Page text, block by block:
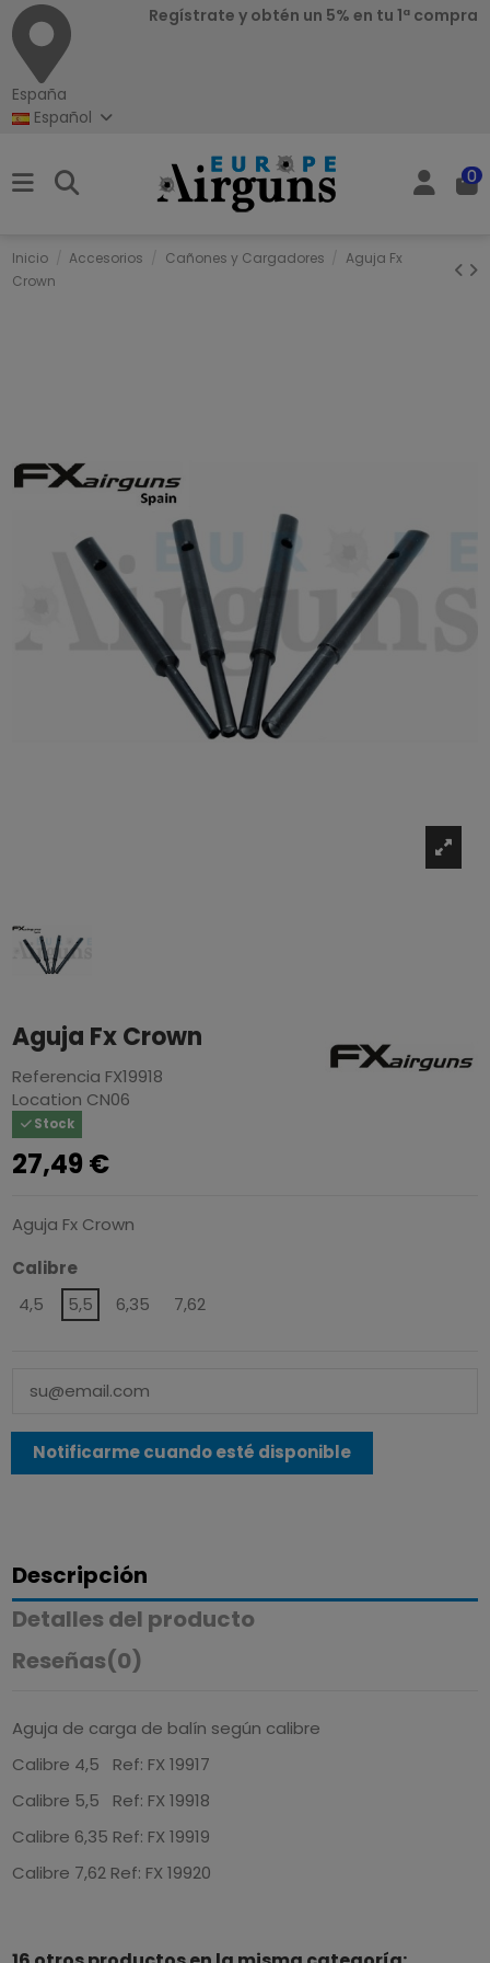
España
Regístrate y obtén un 5% en tu 1ª compra
Español
0
Inicio Accesorios Cañones y Cargadores
Aguja Fx
Crown
Aguja Fx Crown
Referencia FX19918
Location CN06
Stock
27,49 €
Aguja Fx Crown
Calibre
4,5
5,5 6,35 7,62
Descripción
Detalles del producto
Reseñas(0)
Aguja de carga de balín según calibre
Calibre 4,5 Ref: FX 19917
Calibre 5,5 Ref: FX 19918
Calibre 6,35 Ref: FX 19919
Calibre 7,62 Ref: FX 19920